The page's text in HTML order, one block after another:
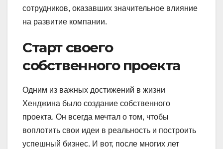
сотрудников, оказавших значительное влияние
на развитие компании.
Старт своего
собственного проекта
Одним из важных достижений в жизни
Хенджина было создание собственного
проекта. Он всегда мечтал о том, чтобы
воплотить свои идеи в реальность и построить
успешный бизнес. И вот, после многих лет